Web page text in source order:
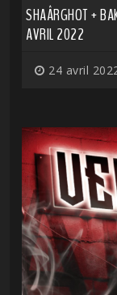
SHAÂRGHOT +
AVRIL 2022
24 avril